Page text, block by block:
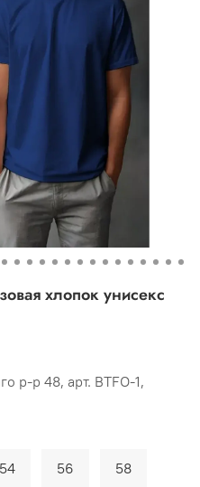
р-р 48, арт. BTFO-1,
хлопок унисекс
54 56 58